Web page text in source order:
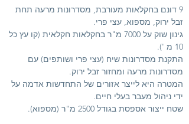
9 דונם בחקלאות מעורבת, מסדרונות מרעה תחת
זבל ירוק, מספוא, עצי פרי.
גינון שוק על 7000 מ"ר בחקלאות חקלאית (קו עץ כל
10 מ ').
התקנת מסדרונות שיח (עצי פרי ושותפים) עם
מסדרונות מרעה ומחזור זבל ירוק.
המטרה היא לייצר אזורים של התחדשות אדמה על
ידי ניהול מעבר בעלי חיים.
שטח ייצור אספסת בגודל 2500 מ"ר (מספוא).